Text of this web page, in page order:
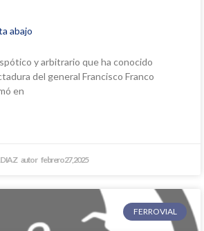
abajo
y arbitrario que ha conocido
del general Francisco Franco
en
febrero 27, 2025
FERROVIAL